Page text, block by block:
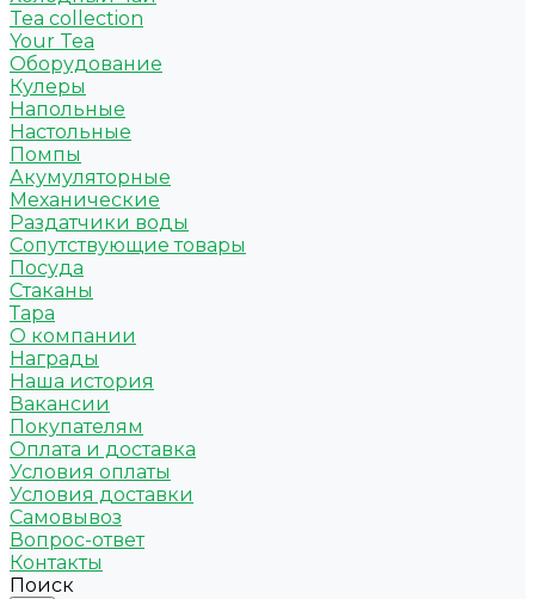
Tea collection
Your Tea
Оборудование
Кулеры
Напольные
Настольные
Помпы
Акумуляторные
Механические
Раздатчики воды
Сопутствующие товары
Посуда
Стаканы
Тара
О компании
Награды
Наша история
Вакансии
Покупателям
Оплата и доставка
Условия оплаты
Условия доставки
Самовывоз
Вопрос-ответ
Контакты
Поиск